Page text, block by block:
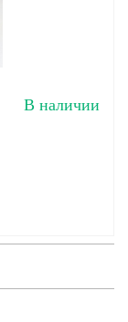
В наличии